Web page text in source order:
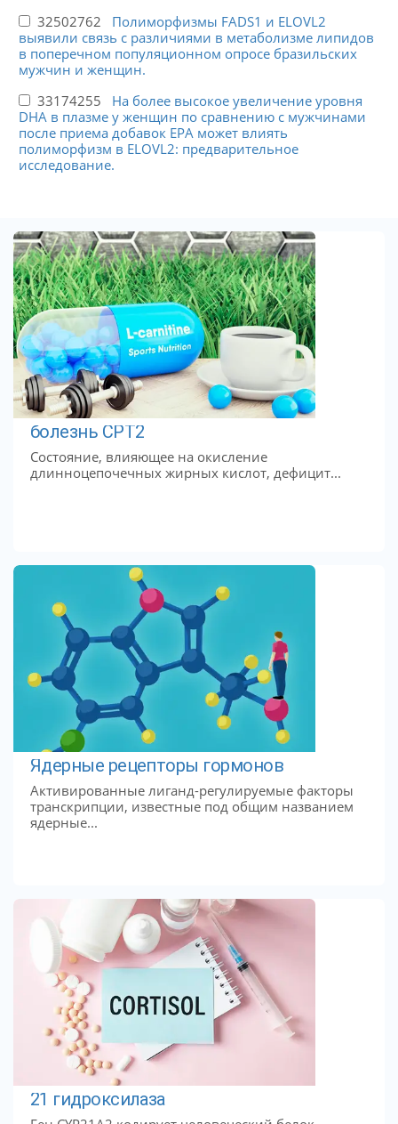
32502762 Полиморфизмы FADS1 и ELOVL2
выявили связь с различиями в метаболизме липидов
в поперечном популяционном опросе бразильских
мужчин и женщин.
33174255 На более высокое увеличение уровня
DHA в плазме у женщин по сравнению с мужчинами
после приема добавок EPA может влиять
полиморфизм в ELOVL2: предварительное
исследование.
болезнь CPT2
Состояние, влияющее на окисление
длинноцепочечных жирных кислот, дефицит...
Ядерные рецепторы гормонов
Активированные лиганд-регулируемые факторы
транскрипции, известные под общим названием
ядерные...
21 гидроксилаза